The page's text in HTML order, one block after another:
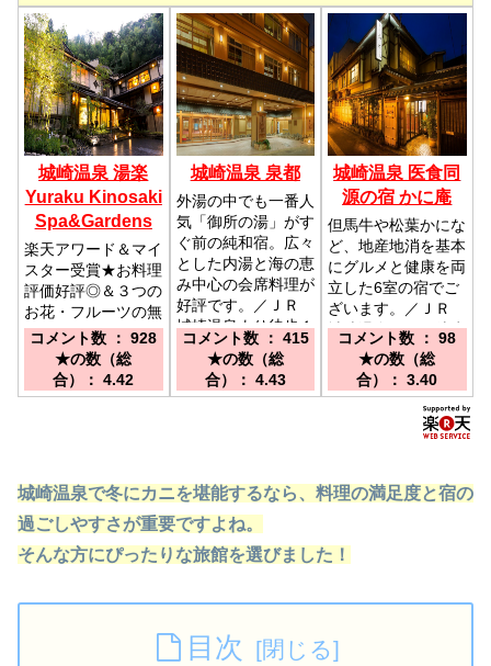
城崎温泉 湯楽
Yuraku Kinosaki
Spa&Gardens
楽天アワード＆マイ
スター受賞★お料理
評価好評◎＆３つの
お花・フルーツの無
料貸切風呂が大人気
／城崎温泉駅から徒
歩20分『送迎あ
り』北近畿豊岡道、
コメント数 ： 928
★の数（総
合）： 4.42
城崎温泉 泉都
外湯の中でも一番人
気「御所の湯」がす
ぐ前の純和宿。広々
とした内湯と海の恵
み中心の会席料理が
好評です。／ＪＲ
城崎温泉より徒歩１
０分
コメント数 ： 415
★の数（総
合）： 4.43
城崎温泉 医食同
源の宿 かに庵
但馬牛や松葉かにな
ど、地産地消を基本
にグルメと健康を両
立した6室の宿でご
ざいます。／ＪＲ
城崎温泉駅より徒歩
にて約７分。 大阪
方面より中国道～舞
鶴道～北近畿豊岡自
動車道～但馬空港Ｉ
Ｃ下車 約30分
コメント数 ： 98
★の数（総
合）： 3.40
城崎温泉で冬にカニを堪能するなら、料理の満足度と宿の
過ごしやすさが重要ですよね。
そんな方にぴったりな旅館を選びました！
目次